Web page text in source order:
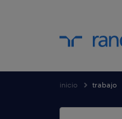
inicio trabajo